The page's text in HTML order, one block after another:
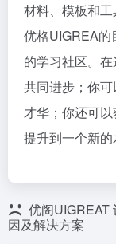
材料、模板和工
优格UIGREA的
的学习社区。
共同进步；你
才华；你还可
提升到一个新的
优阁UIGREAT
因及解决方案